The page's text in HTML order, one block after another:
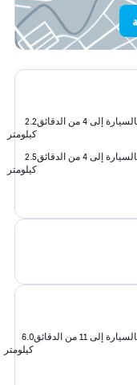
إلى 4 من الدقائق
2.2
كيلومتر
إلى 4 من الدقائق
2.5
كيلومتر
إلى 11 من الدقائق
6.0
كيلومتر